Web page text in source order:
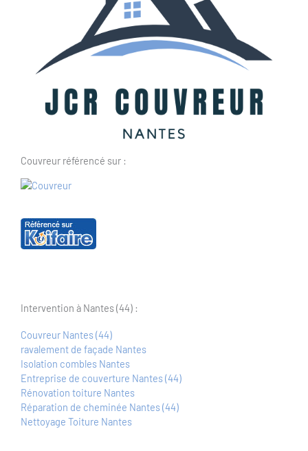
Couvreur référencé sur :
Intervention à Nantes (44) :
Couvreur Nantes (44)
ravalement de façade Nantes
Isolation combles Nantes
Entreprise de couverture Nantes (44)
Rénovation toiture Nantes
Réparation de cheminée Nantes (44)
Nettoyage Toiture Nantes